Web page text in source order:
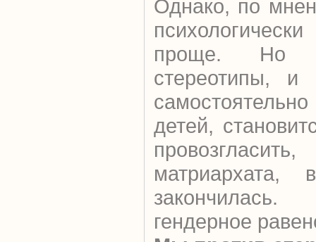
Однако, по
проще. Но
стереотипы,
детей,
гендерное